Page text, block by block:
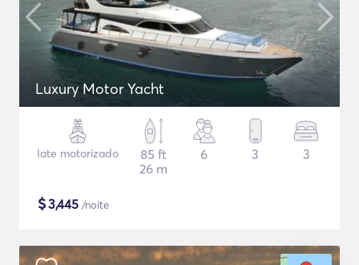
Luxury Motor Yacht
Iate motorizado
85 ft
26 m
6 3 3
$3,445 /noite